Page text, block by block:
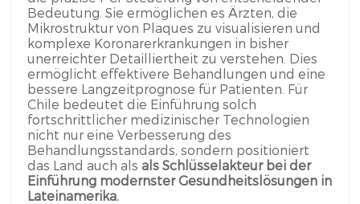
Bedeutung. Sie ermöglichen es Ärzten, die
Mikrostruktur von Plaques zu visualisieren und
komplexe Koronarerkrankungen in bisher
unerreichter Detailliertheit zu verstehen. Dies
ermöglicht effektivere Behandlungen und eine
bessere Langzeitprognose für Patienten. Für
Chile bedeutet die Einführung solch
fortschrittlicher medizinischer Technologien
nicht nur eine Verbesserung des
Behandlungsstandards, sondern positioniert
das Land auch als als Schlüsselakteur bei der
Einführung modernster Gesundheitslösungen in
Lateinamerika.